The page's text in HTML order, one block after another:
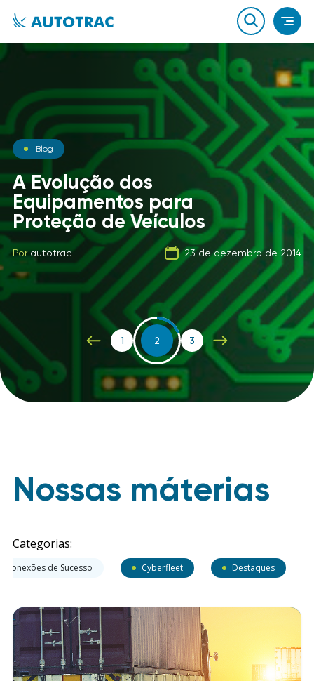
Notícias
O que você sabe sobre o
combustível que a sua
frota usa?
Porautotrac 21 de setembro de 2019
Blog
A Evolução dos
Equipamentos para
Proteção de Veículos
Porautotrac 23 de dezembro de 2014
Carga Fracionada
Porautotrac 06 de fevereiro de 2020
1 2 3
Nossas máterias
Categorias:
Conexões de Sucesso Cyberfleet Destaques